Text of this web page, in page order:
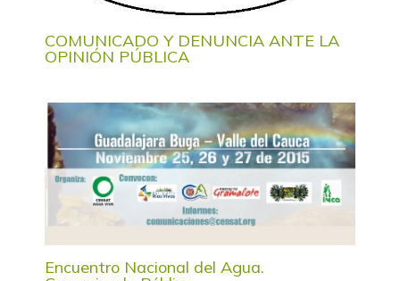
COMUNICADO Y DENUNCIA ANTE LA
OPINIÓN PÚBLICA
Encuentro Nacional del Agua.